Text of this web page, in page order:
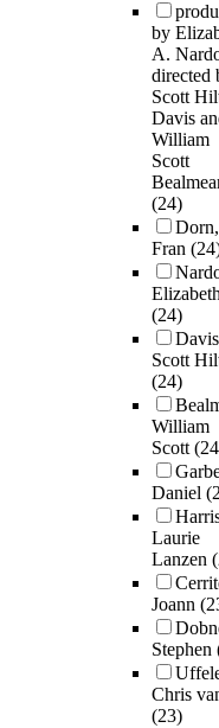
by
A.
directed
Scott
Davis
William
Scott
(24)
Dorn,
Fran
(24)
Scott
(24)
William
Scott
Daniel
Laurie
Lanzen
Joann
Stephen
Chris
(23)